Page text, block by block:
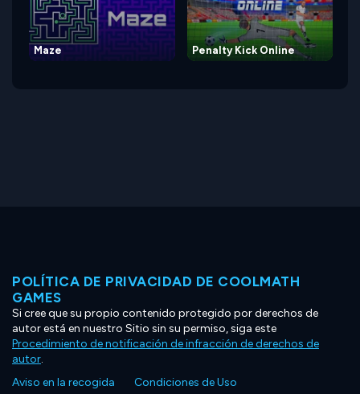
Maze Penalty Kick Online
POLÍTICA DE PRIVACIDAD DE COOLMATH
GAMES
Si cree que su propio contenido protegido por derechos de
autor está en nuestro Sitio sin su permiso, siga este
Procedimiento de notificación de infracción de derechos de
autor.
Aviso en la recogida
Condiciones de Uso